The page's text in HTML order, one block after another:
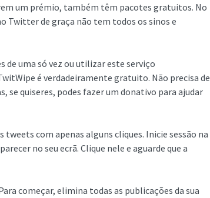
um prémio, também têm pacotes gratuitos. No
Twitter de graça não tem todos os sinos e
de uma só vez ou utilizar este serviço
é verdadeiramente gratuito. Não precisa de
se quiseres, podes fazer um donativo para ajudar
com apenas alguns cliques. Inicie sessão na
no seu ecrã. Clique nele e aguarde que a
começar, elimina todas as publicações da sua